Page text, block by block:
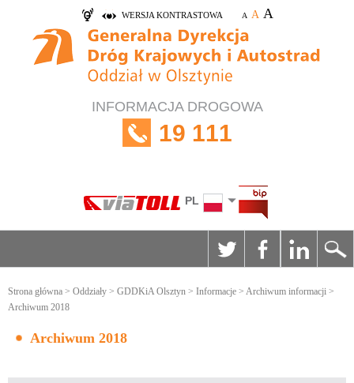
WERSJA KONTRASTOWA A A A
INFORMACJA DROGOWA
19 111
PL
Strona główna > Oddziały > GDDKiA Olsztyn > Informacje > Archiwum informacji >
Archiwum 2018
Archiwum 2018